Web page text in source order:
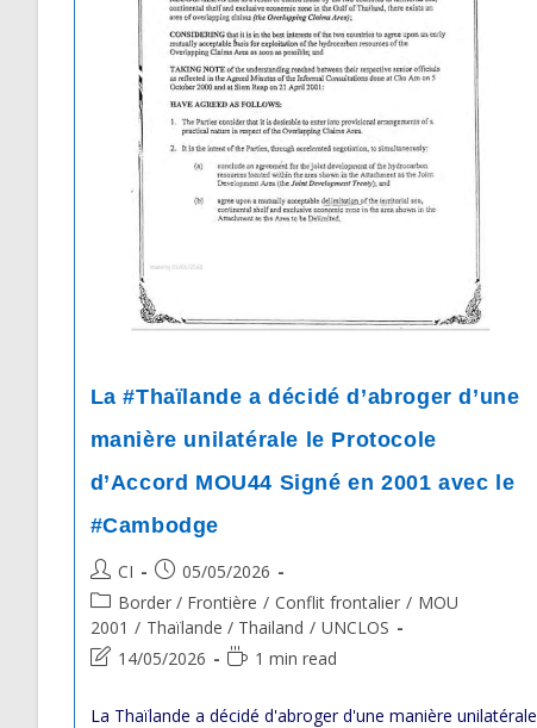
La #Thaïlande a décidé d’abroger d’une
manière unilatérale le Protocole
d’Accord MOU44 Signé en 2001 avec le
#Cambodge
Post
author:
CI
Post
published:
05/05/2026
Post
category:
Border / Frontière / Conflit frontalier / MOU
2001 / Thaïlande / Thailand / UNCLOS
Post
modified:
14/05/2026
Reading1 min read
La Thaïlande a décidé d'abroger d'une manière unilatérale